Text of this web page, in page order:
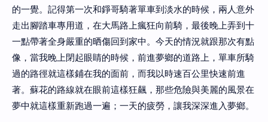
的一覺。記得第一次和錚哥騎著單車到淡水的時候，兩人意外
走出腳踏車專用道，在大馬路上瘋狂向前騎，最後晚上弄到十
一點帶著全身嚴重的晒傷回到家中。今天的情況就跟那次有點
像，當我晚上閉起眼睛的時候，前進夢鄉的道路上，單車所騎
過的路徑就這樣鋪在我的面前，而我以時速百公里快速前進
著。蘇花的路線就在眼前這樣狂飆，那些危險與美麗的風景在
夢中就這樣重新跑過一遍；一天的疲勞，讓我深深進入夢鄉。